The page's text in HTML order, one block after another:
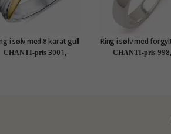
i sølv med 8 karat gull
CHANTI-pris 3001,-
Ring i sølv med
CHANTI-pris